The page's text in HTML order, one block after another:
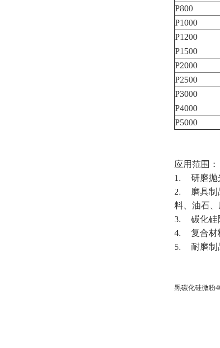
P800
P1000
P1200
P1500
P2000
P2500
P3000
P4000
P5000
应用范围：
1. 研磨抛
2. 磨具制
料、油石
3. 碳化硅
4. 复合材
5. 耐磨制
黑碳化硅微粉